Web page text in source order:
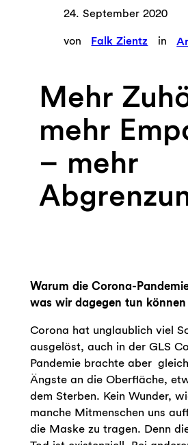
24. September 2020
von Falk Zientz in
Mehr
mehr
– mehr
Warum die Corona-
was wir dagegen tun können
Corona hat unglaublich viel
ausgelöst, auch in der GLS
Pandemie brachte aber
Ängste an die Oberfläche,
dem Sterben. Kein Wunder,
manche Mitmenschen uns
die Maske zu tragen. Denn